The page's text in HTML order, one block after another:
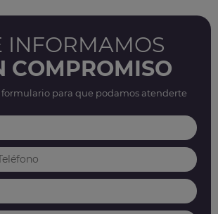
INFORMAMOS
COMPROMISO
formulario para que podamos atenderte